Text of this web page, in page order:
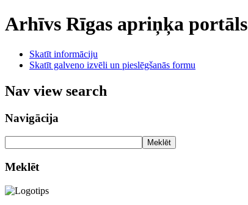
Arhīvs Rīgas apriņķa portāls
Skatīt informāciju
Skatīt galveno izvēli un pieslēgšanās formu
Nav view search
Navigācija
Meklēt
Meklēt